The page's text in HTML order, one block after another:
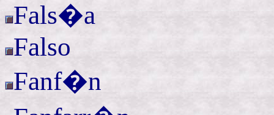
Fals�a
Falso
Fanf�n